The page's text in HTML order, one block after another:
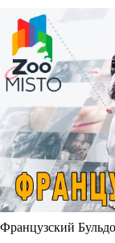
Французский